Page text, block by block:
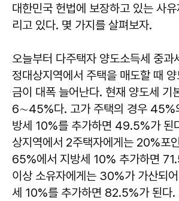
대한민국 헌법에 보장하고 있는 사
리고 있다. 몇 가지를 살펴보자.
오늘부터 다주택자 양도소득세 중과
정대상지역에서 주택을 매도할 때 양
금이 대폭 늘어난다. 현재 양도세 기
6∼45%다. 고가 주택의 경우 45%
방세 10%를 추가하면 49.5%가 된
상지역에서 2주택자에게는 20%포
65%에서 지방세 10% 추가하면
이상 소유자에게는 30%가 가산되
세 10%를 추가하면 82.5%가 된다.